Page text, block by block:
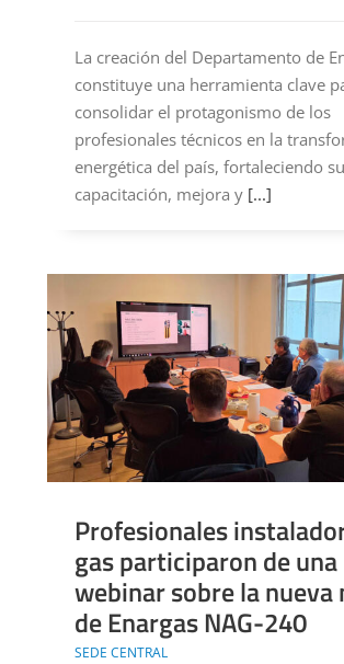
La creación del Departamento de
constituye una herramienta clave
consolidar el protagonismo de los
profesionales técnicos en la
energética del país, fortaleciendo su
capacitación, mejora y [...]
Profesionales
gas participaron de una
webinar sobre la nueva
de Enargas NAG-240
SEDE CENTRAL